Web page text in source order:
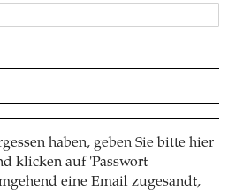
haben, geben Sie bitte hier
klicken auf 'Passwort
eine Email zugesandt,